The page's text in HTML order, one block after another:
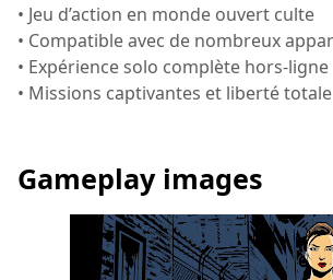
• Jeu d’action en monde ouvert culte
• Compatible avec de nombreux
• Expérience solo complète hors-ligne
• Missions captivantes et liberté totale
Gameplay images